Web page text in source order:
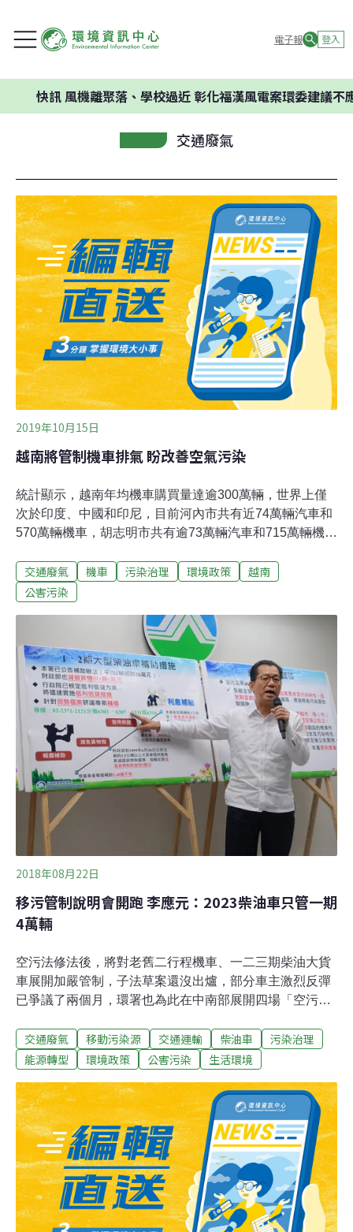
電子報 登入
風機離聚落、學校過近 彰化福漢風電案環委建議不應開發
交通廢氣
2019年10月15日
越南將管制機車排氣 盼改善空氣污染
統計顯示，越南年均機車購買量達逾300萬輛，世界上僅
次於印度、中國和印尼，目前河內市共有近74萬輛汽車和
570萬輛機車，胡志明市共有逾73萬輛汽車和715萬輛機
視為越南各城市最大空氣污染來源之一。越南「民智報」
新聞網站10日報導，南部胡志明市交通廳以機車排氣污染
廳和越南機車製造商協會等單位討論制定機車排氣管制方
案，再向中央政府提交審核。此外，越南首都河內市資源
與環境廳日前舉行一項有關空氣污染的會議，越南環境總
局前副總局長黃楊松（Hoang Duong Tung）建議，政府
應實施機車排氣定期檢驗。
交通廢氣 機車 污染治理 環境政策
越南
公害污染
2018年08月22日
移污管制說明會開跑 李應元：2023柴油車只管一期
4萬輛
空污法修法後，將對老舊二行程機車、一二三期柴油大貨
車展開加嚴管制，子法草案還沒出爐，部分車主激烈反彈
已爭議了兩個月，環署也為此在中南部展開四場「空污法
李應元對於未來子法釋出腹案，繼上回拋出二行程將從20
萬人口的都會區開始處理後，再表示2023年加嚴標準上路
兼顧民眾健康及業者飯碗！」李應元22日下午回應前日台
中場移污說明會上柴油車業者的意見，表示環署正在與各
地縣市政府討論相關配套，例如空品維護區劃設、路邊攔
檢地點公布、檢驗方法檢討等，並就濾煙器安裝及汰舊補
助措施專案輔導等意見提出說明。「一定會有公聽研
商」，李應元強調，規劃的方案執行細節會持續與各界進
行溝通對話，依討論結果完成修正後才會公告實施，並有
足夠的宣導期，讓民眾有時間因應，「請車主不要擔
交通廢氣 移動污染源 交通運輸 柴油車
污染治理
能源轉型
環境政策 公害污染 生活環境